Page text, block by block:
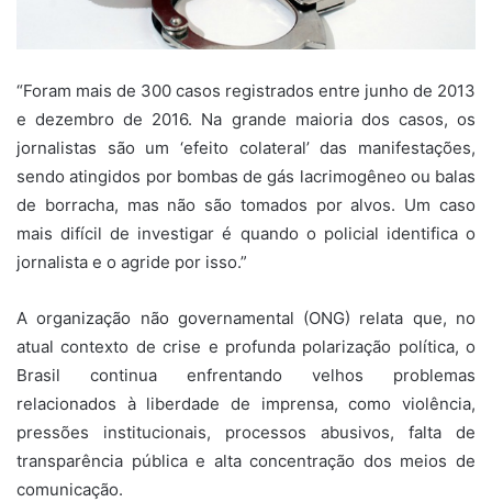
“Foram mais de 300 casos registrados entre junho de 2013
e dezembro de 2016. Na grande maioria dos casos, os
jornalistas são um ‘efeito colateral’ das manifestações,
sendo atingidos por bombas de gás lacrimogêneo ou balas
de borracha, mas não são tomados por alvos. Um caso
mais difícil de investigar é quando o policial identifica o
jornalista e o agride por isso.”
A organização não governamental (ONG) relata que, no
atual contexto de crise e profunda polarização política, o
Brasil continua enfrentando velhos problemas
relacionados à liberdade de imprensa, como violência,
pressões institucionais, processos abusivos, falta de
transparência pública e alta concentração dos meios de
comunicação.